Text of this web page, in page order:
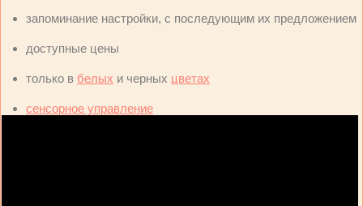
запоминание настройки, с последующим их предложением
доступные цены
только в белых и черных цветах
сенсорное управление